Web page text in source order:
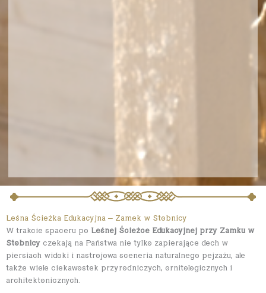
Leśna Ścieżka Edukacyjna – Zamek w Stobnicy
W trakcie spaceru po Leśnej Ścieżce Edukacyjnej przy Zamku w
Stobnicy czekają na Państwa nie tylko zapierające dech w
piersiach widoki i nastrojowa sceneria naturalnego pejzażu, ale
także wiele ciekawostek przyrodniczych, ornitologicznych i
architektonicznych.